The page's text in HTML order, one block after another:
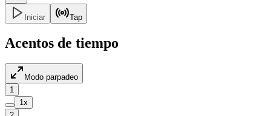
Iniciar Tap
Acentos de tiempo
Modo parpadeo
1
1x